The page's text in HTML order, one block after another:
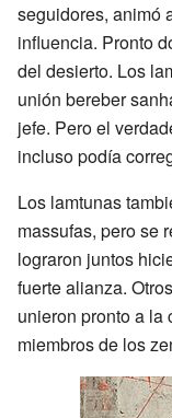
seguidores, animó
influencia. Pronto
del desierto. Los
unión bereber
jefe. Pero el
incluso podía
Los lamtunas
massufas, pero se
lograron juntos
fuerte alianza.
unieron pronto a la
miembros de los